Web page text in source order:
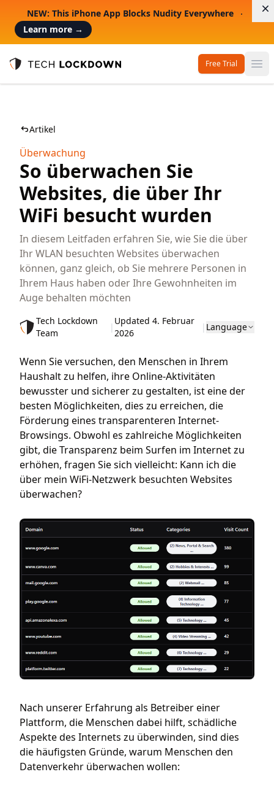
NEW: This iPhone App Blocks Nudity Everywhere
Learn more →
Tech Lockdown
Free Trial
Artikel
Überwachung
So überwachen Sie
Websites, die über Ihr
WiFi besucht wurden
In diesem Leitfaden erfahren Sie, wie Sie die über
Ihr WLAN besuchten Websites überwachen
können, ganz gleich, ob Sie mehrere Personen in
Ihrem Haus haben oder Ihre Gewohnheiten im
Auge behalten möchten
Tech Lockdown
Team
|
Updated 4. Februar
2026
| Language
Wenn Sie versuchen, den Menschen in Ihrem
Haushalt zu helfen, ihre Online-Aktivitäten
bewusster und sicherer zu gestalten, ist eine der
besten Möglichkeiten, dies zu erreichen, die
Förderung eines transparenteren Internet-
Browsings. Obwohl es zahlreiche Möglichkeiten
gibt, die Transparenz beim Surfen im Internet zu
erhöhen, fragen Sie sich vielleicht: Kann ich die
über mein WiFi-Netzwerk besuchten Websites
überwachen?
Nach unserer Erfahrung als Betreiber einer
Plattform, die Menschen dabei hilft, schädliche
Aspekte des Internets zu überwinden, sind dies
die häufigsten Gründe, warum Menschen den
Datenverkehr überwachen wollen: